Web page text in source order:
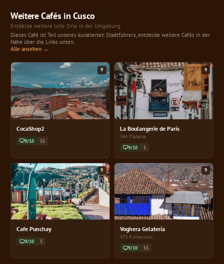
Weitere Cafés in Cusco
Entdecke weitere tolle Orte in der Umgebung
Dieses Café ist Teil unseres kuratierten Stadtführers, entdecke weitere Cafés in der
Nähe über die Links unten.
Alle ansehen →
9
CocaShop2
9/10 $$
9
La Boulangerie de París
344 Plateros
9/10 $
9
Cafe Punchay
9/10 $
9
Voghera Gelatería
473 Pumacurco
9/10 $$